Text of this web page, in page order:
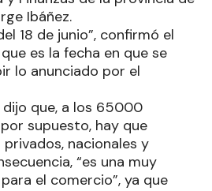
Ibáñez.
18 de junio”, confirmó el
es la fecha en que se
lo anunciado por el
que, a los 65000
supuesto, hay que
nacionales y
“es una muy
el comercio”, ya que